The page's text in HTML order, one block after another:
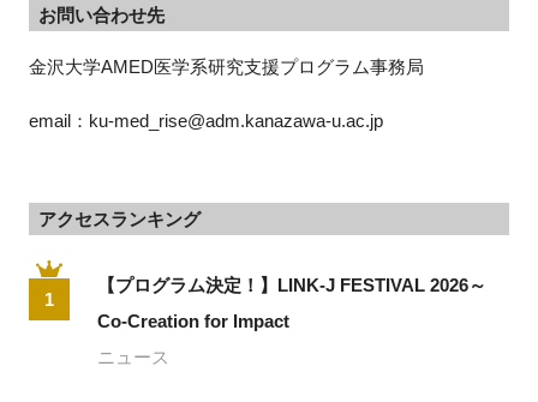
お問い合わせ先
金沢大学AMED医学系研究支援プログラム事務局
email：ku-med_rise@adm.kanazawa-u.ac.jp
アクセスランキング
1
【プログラム決定！】LINK-J FESTIVAL 2026～
Co-Creation for Impact
ニュース